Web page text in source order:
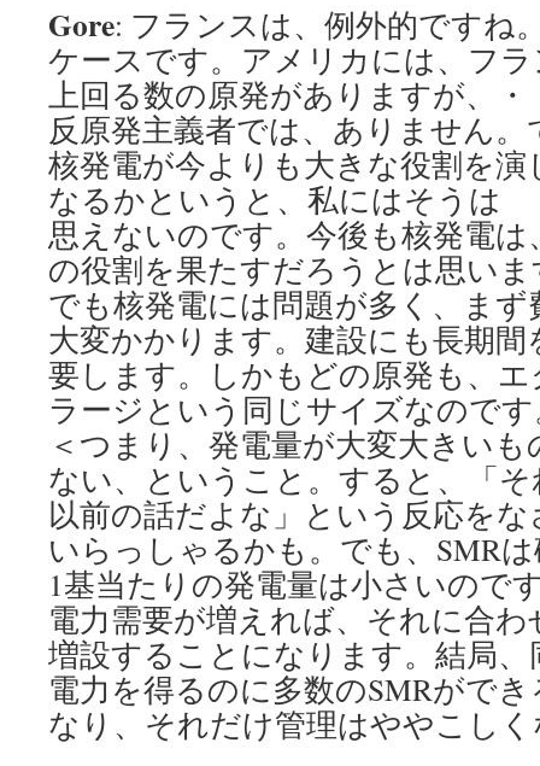
Gore: フランスは、例外的ですね
ケースです。アメリカには、フ
上回る数の原発がありますが、・
反原発主義者では、ありません。
核発電が今よりも大きな役割を
なるかというと、私にはそうは
思えないのです。今後も核発電
の役割を果たすだろうとは思いま
でも核発電には問題が多く、まず
大変かかります。建設にも長期間
要します。しかもどの原発も、
ラージという同じサイズなので
＜つまり、発電量が大変大きいも
ない、ということ。すると、「そ
以前の話だよな」という反応を
いらっしゃるかも。でも、SMR
1基当たりの発電量は小さいので
電力需要が増えれば、それに合わ
増設することになります。結局、
電力を得るのに多数のSMRがで
なり、それだけ管理はややこし